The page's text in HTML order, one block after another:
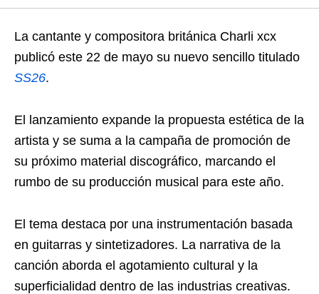
La cantante y compositora británica Charli xcx
publicó este 22 de mayo su nuevo sencillo titulado
SS26.
El lanzamiento expande la propuesta estética de la
artista y se suma a la campaña de promoción de
su próximo material discográfico, marcando el
rumbo de su producción musical para este año.
El tema destaca por una instrumentación basada
en guitarras y sintetizadores. La narrativa de la
canción aborda el agotamiento cultural y la
superficialidad dentro de las industrias creativas.